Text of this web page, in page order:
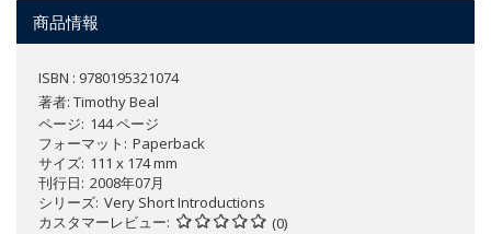
商品情報
ISBN : 9780195321074
著者: Timothy Beal
ページ 144 ページ
フォーマット
Paperback
サイズ 111 x 174 mm
刊行日 2008年07月
シリーズ Very Short Introductions
カスタマーレビュー
(0)